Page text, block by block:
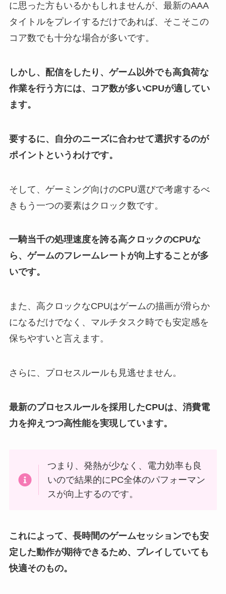
に思った方もいるかもしれませんが、最新のAAA
タイトルをプレイするだけであれば、そこそこの
コア数でも十分な場合が多いです。
しかし、配信をしたり、ゲーム以外でも高負荷な
作業を行う方には、コア数が多いCPUが適してい
ます。
要するに、自分のニーズに合わせて選択するのが
ポイントというわけです。
そして、ゲーミング向けのCPU選びで考慮するべ
きもう一つの要素はクロック数です。
一騎当千の処理速度を誇る高クロックのCPUな
ら、ゲームのフレームレートが向上することが多
いです。
また、高クロックなCPUはゲームの描画が滑らか
になるだけでなく、マルチタスク時でも安定感を
保ちやすいと言えます。
さらに、プロセスルールも見逃せません。
最新のプロセスルールを採用したCPUは、消費電
力を抑えつつ高性能を実現しています。
つまり、発熱が少なく、電力効率も良
いので結果的にPC全体のパフォーマン
スが向上するのです。
これによって、長時間のゲームセッションでも安
定した動作が期待できるため、プレイしていても
快適そのもの。